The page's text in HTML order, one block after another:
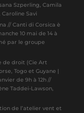
Szperling, Camila
Savi
// Canti di Corsica è
10 mai de 14 à
par le groupe
de droit (Cie Art
Togo et Guyane |
de 9h à 12h //
Taddei-Lawson,
de l’atelier vent et